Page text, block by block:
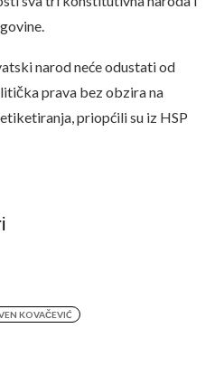
narod neće odustati od
prava bez obzira na
priopćili su iz HSP
KOVAČEVIĆ